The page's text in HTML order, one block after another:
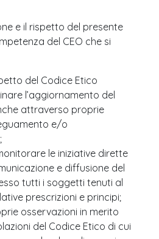
e il rispetto del presente
del CEO che si
del Codice Etico
l’aggiornamento del
attraverso proprie
e/o
le iniziative dirette
e diffusione del
tutti i soggetti tenuti al
prescrizioni e principi;
osservazioni in merito
del Codice Etico di cui